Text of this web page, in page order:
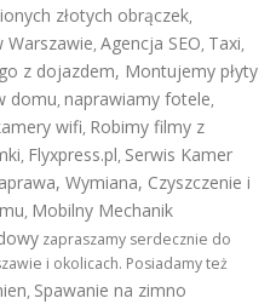
złotych obrączek,
Warszawie, Agencja SEO, Taxi,
z dojazdem, Montujemy płyty
domu, naprawiamy fotele,
wifi, Robimy filmy z
, Flyxpress.pl, Serwis Kamer
Wymiana, Czyszczenie i
, Mobilny Mechanik
zapraszamy serdecznie do
i okolicach. Posiadamy też
, Spawanie na zimno